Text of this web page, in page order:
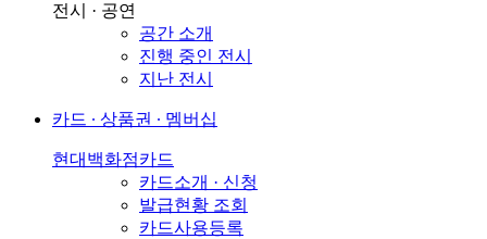
전시 · 공연
공간 소개
진행 중인 전시
지난 전시
카드 ∙ 상품권 ∙ 멤버십
현대백화점카드
카드소개 · 신청
발급현황 조회
카드사용등록